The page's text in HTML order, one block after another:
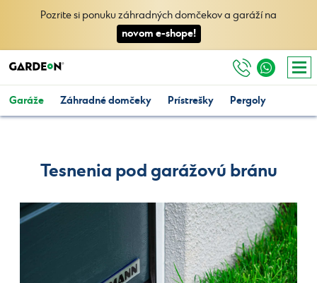
Pozrite si ponuku záhradných domčekov a garáží na
novom e-shope!
Garáže Záhradné domčeky Prístrešky Pergoly
Tesnenia pod garážovú bránu